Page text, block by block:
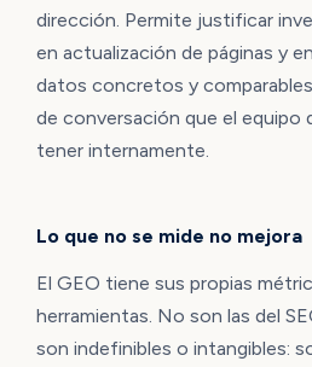
dirección. Permite justificar
en actualización de páginas y
datos concretos y
de conversación que el equipo
tener internamente.
Lo que no se mide no mejora
El GEO tiene sus propias
herramientas. No son las del
son indefinibles o intangibles: